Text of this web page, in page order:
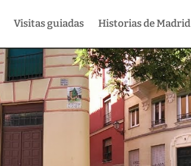
Visitas guiadas Historias de Madrid